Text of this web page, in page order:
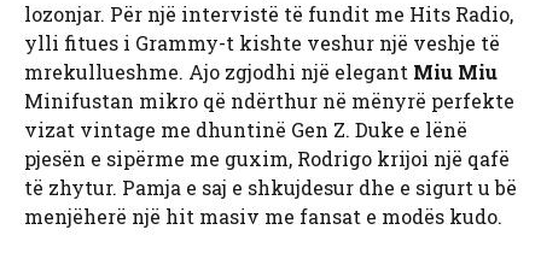
lozonjar. Për një intervistë të fundit me Hits Radio,
ylli fitues i Grammy-t kishte veshur një veshje të
mrekullueshme. Ajo zgjodhi një elegant Miu Miu
Minifustan mikro që ndërthur në mënyrë perfekte
vizat vintage me dhuntinë Gen Z. Duke e lënë
pjesën e sipërme me guxim, Rodrigo krijoi një qafë
të zhytur. Pamja e saj e shkujdesur dhe e sigurt u bë
menjëherë një hit masiv me fansat e modës kudo.